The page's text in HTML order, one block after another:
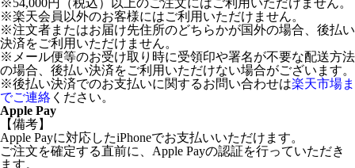
※54,000円（税込）以上のご注文にはご利用いただけません。
※楽天会員以外のお客様にはご利用いただけません。
※注文者またはお届け先住所のどちらかが国外の場合、後払い
決済をご利用いただけません。
※メール便等のお受け取り時に受領印や署名が不要な配送方法
の場合、後払い決済をご利用いただけない場合がございます。
※後払い決済でのお支払いに関するお問い合わせは楽天市場ま
でご連絡 ください。
Apple Pay
【備考】
Apple Payに対応したiPhoneでお支払いいただけます。
ご注文を確定する直前に、Apple Payの認証を行っていただき
ます。